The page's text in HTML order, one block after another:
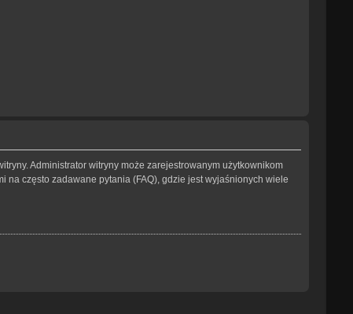
Administrator witryny może zarejestrowanym użytkownikom
często zadawane pytania (FAQ), gdzie jest wyjaśnionych wiele